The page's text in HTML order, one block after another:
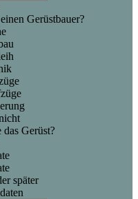
Gerüstbauer?
Gerüst?
später